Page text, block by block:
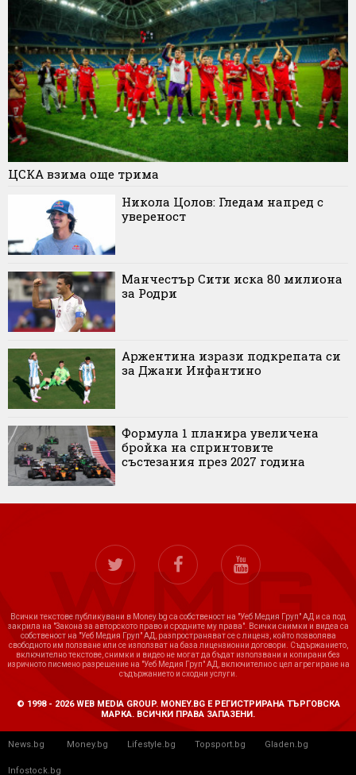
ЦСКА взима още трима
Никола Цолов: Гледам напред с
увереност
Манчестър Сити иска 80 милиона
за Родри
Аржентина изрази подкрепата си
за Джани Инфантино
Формула 1 планира увеличена
бройка на спринтовите
състезания през 2027 година
Всички текстове публикувани в Money.bg са собственост на "Уеб Медия Груп" АД и са под
закрила на "Закона за авторското право и сродните му права". Всички снимки и видеа са
собственост на "Уеб Медия Груп" АД, разпространяват се с лиценз, който позволява
свободното им ползване или се използват на база лицензионни договори. Съдържанието,
включително текстове, снимки и видео не могат да бъдат използвани и копирани без
изричното писмено разрешение на "Уеб Медия Груп" АД, включително с цел агрегиране на
съдържанието и сходни услуги.
© 1998 - 2026 WEB MEDIA GROUP. MONEY.BG Е РЕГИСТРИРАНА ТЪРГОВСКА
МАРКА. ВСИЧКИ ПРАВА ЗАПАЗЕНИ.
News.bg Money.bg Lifestyle.bg Topsport.bg Gladen.bg
Infostock.bg